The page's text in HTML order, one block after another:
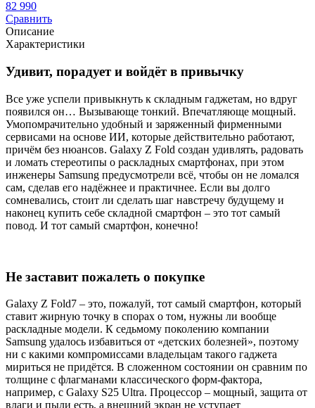
82 990
Сравнить
Описание
Характеристики
Удивит, порадует и войдёт в привычку
Все уже успели привыкнуть к складным гаджетам, но вдруг
появился он… Вызывающе тонкий. Впечатляюще мощный.
Умопомрачительно удобный и заряженный фирменными
сервисами на основе ИИ, которые действительно работают,
причём без нюансов. Galaxy Z Fold создан удивлять, радовать
и ломать стереотипы о раскладных смартфонах, при этом
инженеры Samsung предусмотрели всё, чтобы он не ломался
сам, сделав его надёжнее и практичнее. Если вы долго
сомневались, стоит ли сделать шаг навстречу будущему и
наконец купить себе складной смартфон – это тот самый
повод. И тот самый смартфон, конечно!
Не заставит пожалеть о покупке
Galaxy Z Fold7 – это, пожалуй, тот самый смартфон, который
ставит жирную точку в спорах о том, нужны ли вообще
раскладные модели. К седьмому поколению компании
Samsung удалось избавиться от «детских болезней», поэтому
ни с какими компромиссами владельцам такого гаджета
мириться не придётся. В сложенном состоянии он сравним по
толщине с флагманами классического форм-фактора,
например, с Galaxy S25 Ultra. Процессор – мощный, защита от
влаги и пыли есть, а внешний экран не уступает